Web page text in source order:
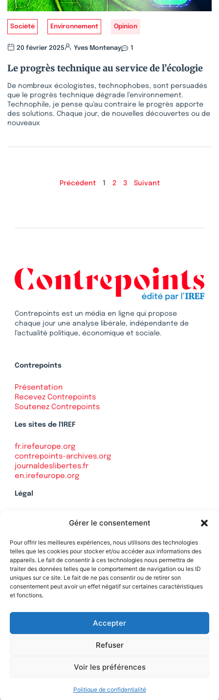
Gérer le consentement
Pour offrir les meilleures expériences, nous utilisons des technologies
telles que les cookies pour stocker et/ou accéder aux informations des
appareils. Le fait de consentir à ces technologies nous permettra de
traiter des données telles que le comportement de navigation ou les ID
uniques sur ce site. Le fait de ne pas consentir ou de retirer son
consentement peut avoir un effet négatif sur certaines caractéristiques
et fonctions.
Accepter
Refuser
Voir les préférences
Politique de confidentialité
Société Environnement Opinion
20 février 2025 Yves Montenay 1
Le progrès technique au service de l’écologie
De nombreux écologistes, technophobes, sont persuadés
que le progrès technique dégrade l’environnement.
Technophile, je pense qu’au contraire le progrès apporte
des solutions. Chaque jour, de nouvelles découvertes ou de
nouveaux
Précédent 1 2 3 Suivant
Contrepoints est un média en ligne qui propose
chaque jour une analyse libérale, indépendante de
l’actualité politique, économique et sociale.
Contrepoints
Présentation
Recevez Contrepoints
Soutenez Contrepoints
Les sites de l'IREF
fr.irefeurope.org
contrepoints-archives.org
journaldeslibertes.fr
en.irefeurope.org
Légal
Politique de confidentialité
Contact
Soutenez Contrepoints
une réalisation SCENE 64